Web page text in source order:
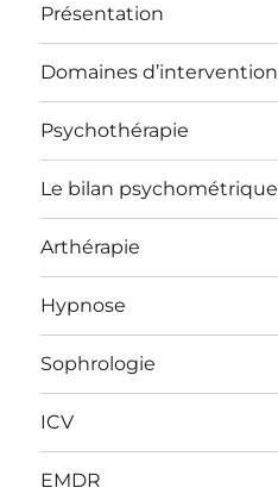
Présentation
Domaines d’intervention
Psychothérapie
Le bilan psychométrique
Arthérapie
Hypnose
Sophrologie
ICV
EMDR